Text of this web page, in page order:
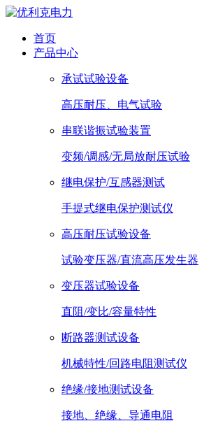
首页
产品中心
承试试验设备
高压耐压、电气试验
串联谐振试验装置
变频/调感/无局放耐压试验
继电保护/互感器测试
手提式继电保护测试仪
高压耐压试验设备
试验变压器/直流高压发生器
变压器试验设备
直阻/变比/容量特性
断路器测试设备
机械特性/回路电阻测试仪
绝缘/接地测试设备
接地、绝缘、导通电阻